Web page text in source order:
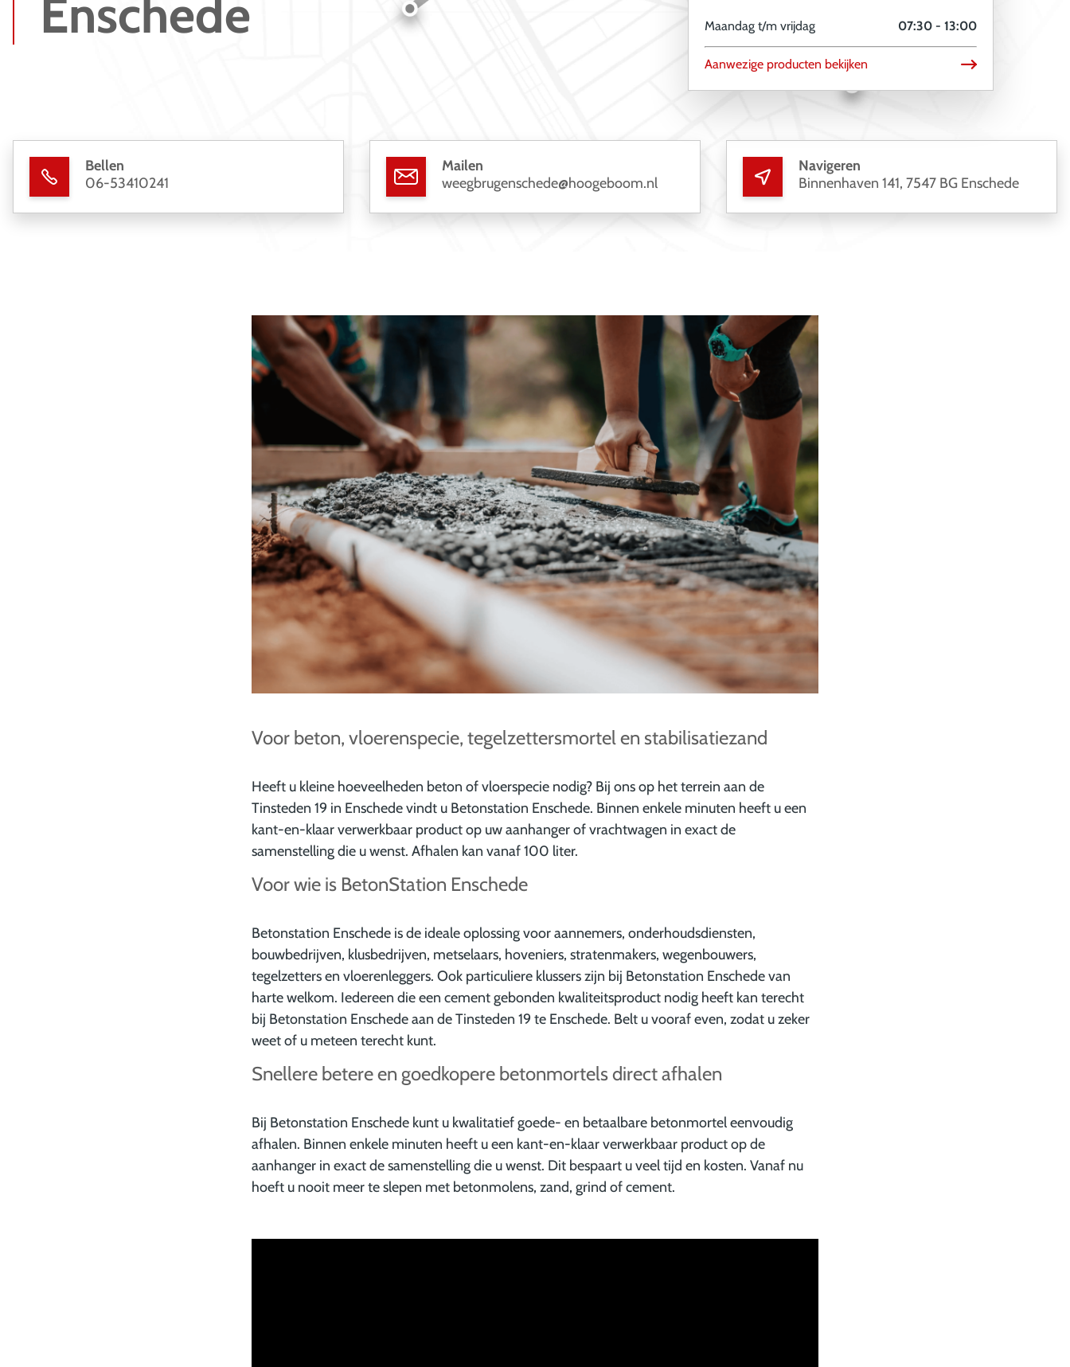
Enschede Maandag t/m vrijdag 07:30 - 13:00
Aanwezige producten bekijken
Bellen
06-53410241
Mailen
weegbrugenschede@hoogeboom.nl
Navigeren
Binnenhaven 141, 7547 BG Enschede
Voor beton, vloerenspecie, tegelzettersmortel en stabilisatiezand
Heeft u kleine hoeveelheden beton of vloerspecie nodig? Bij ons op het terrein aan de
Tinsteden 19 in Enschede vindt u Betonstation Enschede. Binnen enkele minuten heeft u een
kant-en-klaar verwerkbaar product op uw aanhanger of vrachtwagen in exact de
samenstelling die u wenst. Afhalen kan vanaf 100 liter.
Voor wie is BetonStation Enschede
Betonstation Enschede is de ideale oplossing voor aannemers, onderhoudsdiensten,
bouwbedrijven, klusbedrijven, metselaars, hoveniers, stratenmakers, wegenbouwers,
tegelzetters en vloerenleggers. Ook particuliere klussers zijn bij Betonstation Enschede van
harte welkom. Iedereen die een cement gebonden kwaliteitsproduct nodig heeft kan terecht
bij Betonstation Enschede aan de Tinsteden 19 te Enschede. Belt u vooraf even, zodat u zeker
weet of u meteen terecht kunt.
Snellere betere en goedkopere betonmortels direct afhalen
Bij Betonstation Enschede kunt u kwalitatief goede- en betaalbare betonmortel eenvoudig
afhalen. Binnen enkele minuten heeft u een kant-en-klaar verwerkbaar product op de
aanhanger in exact de samenstelling die u wenst. Dit bespaart u veel tijd en kosten. Vanaf nu
hoeft u nooit meer te slepen met betonmolens, zand, grind of cement.